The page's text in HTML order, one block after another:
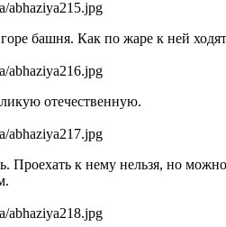
башня. Как по жаре к ней
отечественную.
Проехать к нему нельзя, но